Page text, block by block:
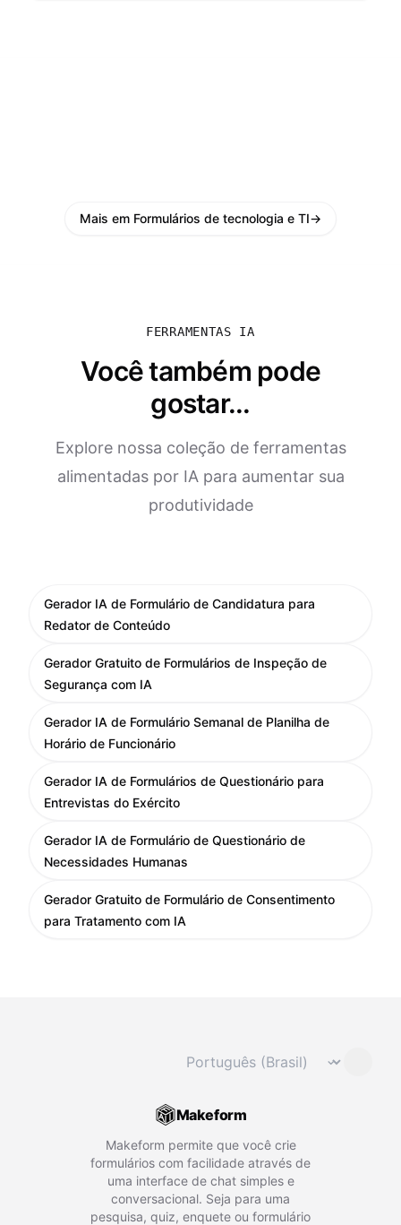
Mais em Formulários de tecnologia e TI→
FERRAMENTAS IA
Você também pode
gostar...
Explore nossa coleção de ferramentas
alimentadas por IA para aumentar sua
produtividade
Gerador IA de Formulário de Candidatura para
Redator de Conteúdo
Gerador Gratuito de Formulários de Inspeção de
Segurança com IA
Gerador IA de Formulário Semanal de Planilha de
Horário de Funcionário
Gerador IA de Formulários de Questionário para
Entrevistas do Exército
Gerador IA de Formulário de Questionário de
Necessidades Humanas
Gerador Gratuito de Formulário de Consentimento
para Tratamento com IA
Mudar idioma ⌄
Makeform
Makeform permite que você crie
formulários com facilidade através de
uma interface de chat simples e
conversacional. Seja para uma
pesquisa, quiz, enquete ou formulário